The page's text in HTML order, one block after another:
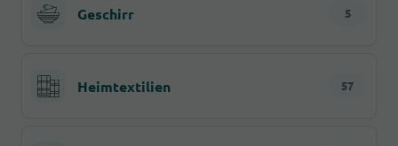
Geschirr 5
Heimtextilien 57